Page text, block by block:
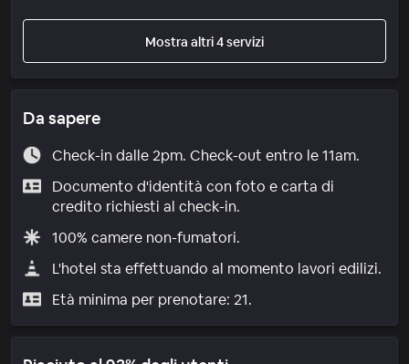
Mostra altri 4 servizi
Da sapere
Check-in dalle 2pm. Check-out entro le 11am.
Documento d'identità con foto e carta di
credito richiesti al check-in.
100% camere non-fumatori.
L'hotel sta effettuando al momento lavori edilizi.
Età minima per prenotare: 21.